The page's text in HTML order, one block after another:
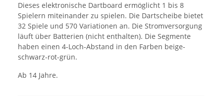
Dieses elektronische Dartboard ermöglicht 1 bis 8
Spielern miteinander zu spielen. Die Dartscheibe bietet
32 Spiele und 570 Variationen an. Die Stromversorgung
läuft über Batterien (nicht enthalten). Die Segmente
haben einen 4-Loch-Abstand in den Farben beige-
schwarz-rot-grün.
Ab 14 Jahre.